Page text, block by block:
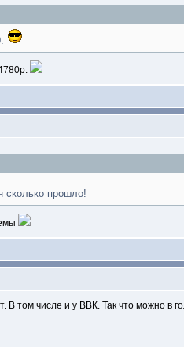
сколько прошло!
том числе и у ВВК. Так что можно в